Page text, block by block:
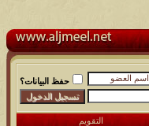
حفظ البيانات؟
التقويم